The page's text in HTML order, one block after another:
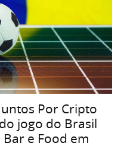
Por Cripto
jogo do Brasil
e Food em